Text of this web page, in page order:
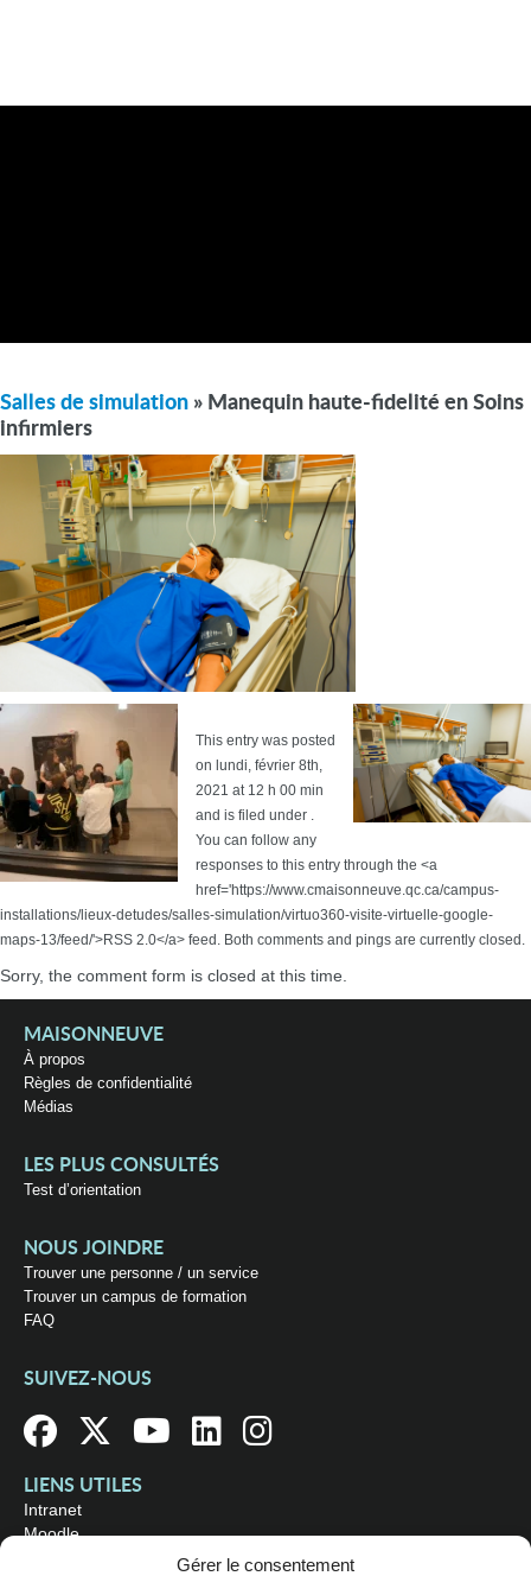
Gérer le consentement
Salles de simulation » Manequin haute-fidelité en Soins
infirmiers
This entry was posted
on lundi, février 8th,
2021 at 12 h 00 min
and is filed under .
You can follow any
responses to this entry through the <a
href='https://www.cmaisonneuve.qc.ca/campus-
installations/lieux-detudes/salles-simulation/virtuo360-visite-virtuelle-google-
maps-13/feed/'>RSS 2.0</a> feed. Both comments and pings are currently closed.
Sorry, the comment form is closed at this time.
MAISONNEUVE
À propos
Règles de confidentialité
Médias
LES PLUS CONSULTÉS
Test d’orientation
NOUS JOINDRE
Trouver une personne / un service
Trouver un campus de formation
FAQ
SUIVEZ-NOUS
LIENS UTILES
Intranet
Moodle